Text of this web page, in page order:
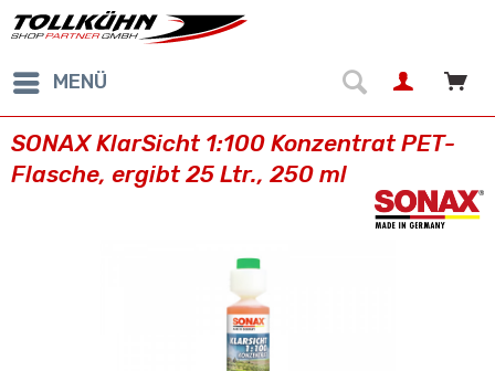
MENÜ
SONAX KlarSicht 1:100 Konzentrat PET-
Flasche, ergibt 25 Ltr., 250 ml